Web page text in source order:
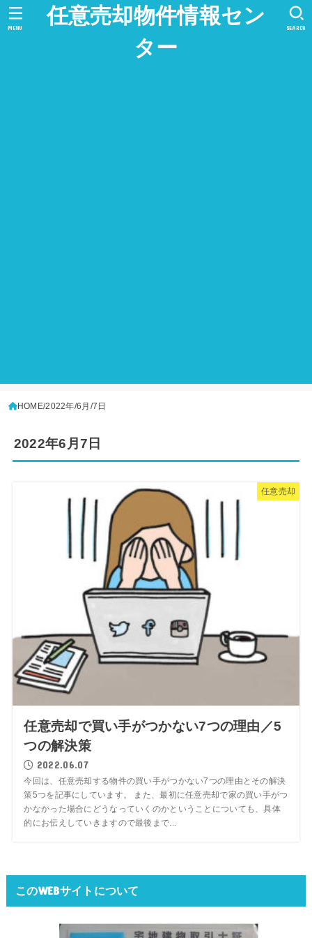
任意売却物件情報セン
ター
SEARCH
MENU
HOME 2022年 6月 7日
2022年6月7日
任意売却
任意売却で買い手がつかない7つの理由／5
つの解決策
2022.06.07
今回は、任意売却する物件の買い手がつかない7つの理由とその解決
策5つを記事にしています。 また、最初に任意売却で家の買い手がつ
かなかった場合にどうなっていくのかということについても、具体
的にお伝えしていきますので最後まで...
このWEBサイトについて